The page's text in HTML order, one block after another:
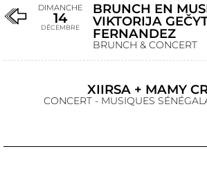
DIMANCHE
14
DÉCEMBRE
BRUNCH EN
VIKTORIJA
FERNANDEZ
BRUNCH & CONCERT
XIIRSA + MAMY
CONCERT - MUSIQUES